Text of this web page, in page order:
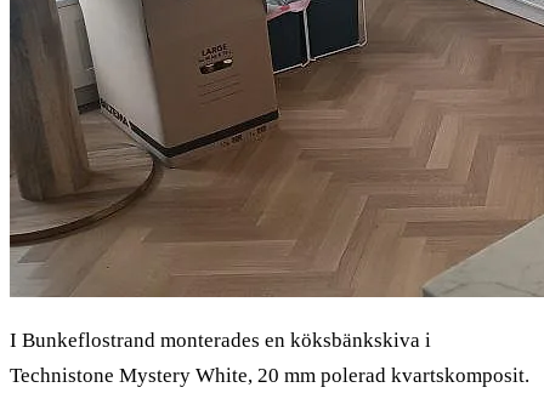
I Bunkeflostrand monterades en köksbänkskiva i
Technistone Mystery White, 20 mm polerad kvartskomposit.